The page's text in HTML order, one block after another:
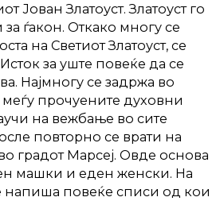
Јован Златоуст. Златоуст го
ѓакон. Откако многу се
на Светиот Златоуст, се
за уште повеќе да се
Најмногу се задржа во
меѓу прочуените духовни
на вежбање во сите
повторно се врати на
градот Марсеј. Овде основа
машки и еден женски. На
напиша повеќе списи од кои